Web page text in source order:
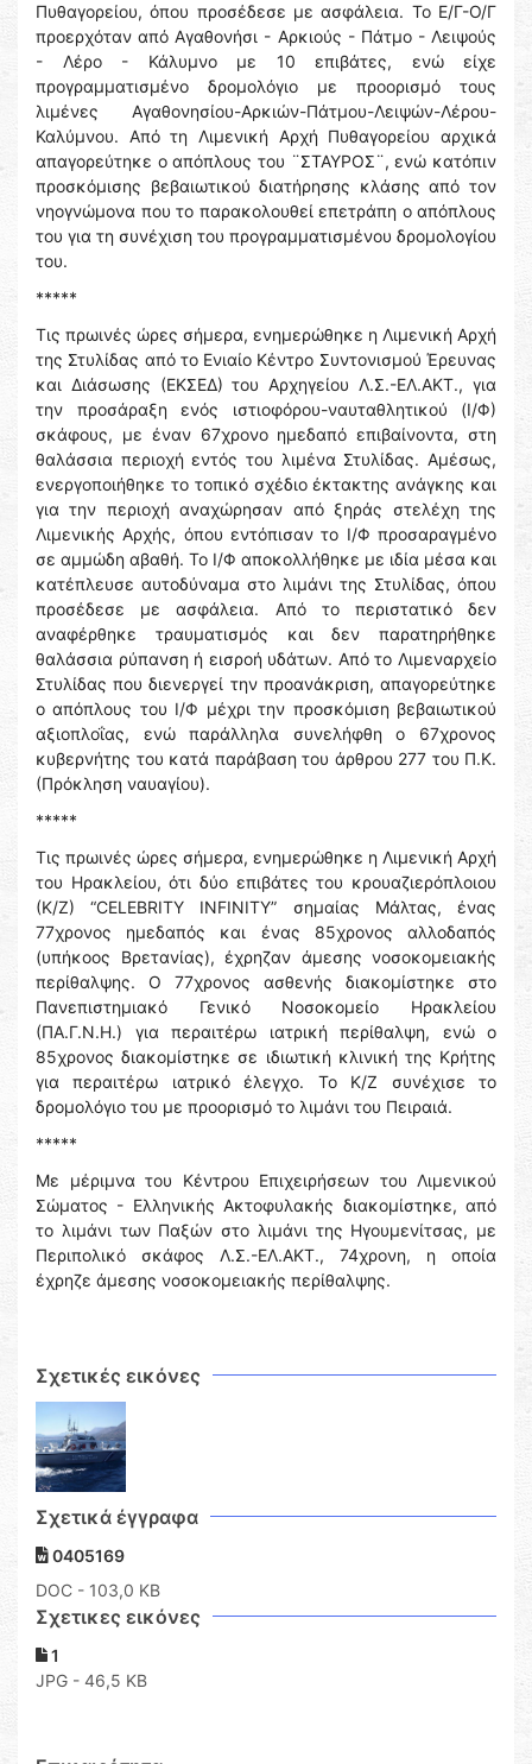
Πυθαγορείου, όπου προσέδεσε με ασφάλεια. Το Ε/Γ-Ο/Γ
προερχόταν από Αγαθονήσι - Αρκιούς - Πάτμο - Λειψούς
- Λέρο - Κάλυμνο με 10 επιβάτες, ενώ είχε
προγραμματισμένο δρομολόγιο με προορισμό τους
λιμένες Αγαθονησίου-Αρκιών-Πάτμου-Λειψών-Λέρου-
Καλύμνου. Από τη Λιμενική Αρχή Πυθαγορείου αρχικά
απαγορεύτηκε ο απόπλους του ¨ΣΤΑΥΡΟΣ¨, ενώ κατόπιν
προσκόμισης βεβαιωτικού διατήρησης κλάσης από τον
νηογνώμονα που το παρακολουθεί επετράπη o απόπλους
του για τη συνέχιση του προγραμματισμένου δρομολογίου
του.
*****
Τις πρωινές ώρες σήμερα, ενημερώθηκε η Λιμενική Αρχή
της Στυλίδας από το Ενιαίο Κέντρο Συντονισμού Έρευνας
και Διάσωσης (ΕΚΣΕΔ) του Αρχηγείου Λ.Σ.-ΕΛ.ΑΚΤ., για
την προσάραξη ενός ιστιοφόρου-ναυταθλητικού (Ι/Φ)
σκάφους, με έναν 67χρονο ημεδαπό επιβαίνοντα, στη
θαλάσσια περιοχή εντός του λιμένα Στυλίδας. Αμέσως,
ενεργοποιήθηκε το τοπικό σχέδιο έκτακτης ανάγκης και
για την περιοχή αναχώρησαν από ξηράς στελέχη της
Λιμενικής Αρχής, όπου εντόπισαν το Ι/Φ προσαραγμένο
σε αμμώδη αβαθή. Το Ι/Φ αποκολλήθηκε με ιδία μέσα και
κατέπλευσε αυτοδύναμα στο λιμάνι της Στυλίδας, όπου
προσέδεσε με ασφάλεια. Από το περιστατικό δεν
αναφέρθηκε τραυματισμός και δεν παρατηρήθηκε
θαλάσσια ρύπανση ή εισροή υδάτων. Από το Λιμεναρχείο
Στυλίδας που διενεργεί την προανάκριση, απαγορεύτηκε
ο απόπλους του Ι/Φ μέχρι την προσκόμιση βεβαιωτικού
αξιοπλοΐας, ενώ παράλληλα συνελήφθη ο 67χρονος
κυβερνήτης του κατά παράβαση του άρθρου 277 του Π.Κ.
(Πρόκληση ναυαγίου).
*****
Τις πρωινές ώρες σήμερα, ενημερώθηκε η Λιμενική Αρχή
του Ηρακλείου, ότι δύο επιβάτες του κρουαζιερόπλοιου
(Κ/Ζ) “CELEBRITY INFINITY” σημαίας Μάλτας, ένας
77χρονος ημεδαπός και ένας 85χρονος αλλοδαπός
(υπήκοος Βρετανίας), έχρηζαν άμεσης νοσοκομειακής
περίθαλψης. Ο 77χρονος ασθενής διακομίστηκε στο
Πανεπιστημιακό Γενικό Νοσοκομείο Ηρακλείου
(ΠΑ.Γ.Ν.Η.) για περαιτέρω ιατρική περίθαλψη, ενώ ο
85χρονος διακομίστηκε σε ιδιωτική κλινική της Κρήτης
για περαιτέρω ιατρικό έλεγχο. Το Κ/Ζ συνέχισε το
δρομολόγιο του με προορισμό το λιμάνι του Πειραιά.
*****
Με μέριμνα του Κέντρου Επιχειρήσεων του Λιμενικού
Σώματος - Ελληνικής Ακτοφυλακής διακομίστηκε, από
το λιμάνι των Παξών στο λιμάνι της Ηγουμενίτσας, με
Περιπολικό σκάφος Λ.Σ.-ΕΛ.ΑΚΤ., 74χρονη, η οποία
έχρηζε άμεσης νοσοκομειακής περίθαλψης.
Σχετικές εικόνες
Σχετικά έγγραφα
0405169
DOC - 103,0 KB
Σχετικες εικόνες
1
JPG - 46,5 KB